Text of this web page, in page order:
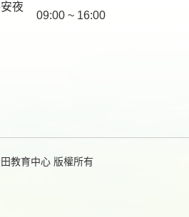
夜
09:00 ~ 16:00
教育中心 版權所有